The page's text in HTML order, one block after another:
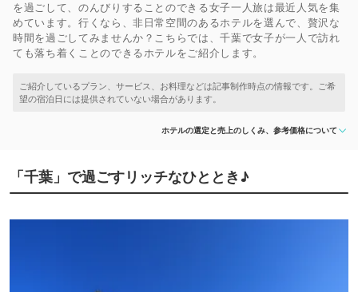
を過ごして、のんびりすることのできる女子一人旅は最近人気を集
めています。行くなら、非日常空間のあるホテルを選んで、贅沢な
時間を過ごしてみませんか？こちらでは、千葉で女子が一人で訪れ
ても落ち着くことのできるホテルをご紹介します。
ホテルの選定と売上のしくみ、参考価格について
「千葉」で過ごすリッチなひととき♪